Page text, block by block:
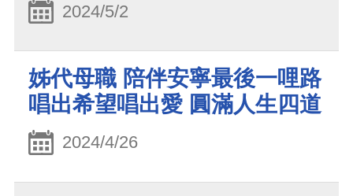
2024/5/2
姊代母職 陪伴安寧最後一哩路
唱出希望唱出愛 圓滿人生四道
2024/4/26